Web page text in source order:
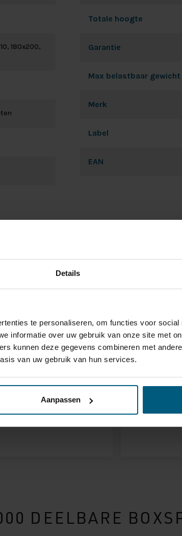
Details
te personaliseren, om functies voor social
informatie over uw gebruik van onze site met
kunnen deze gegevens combineren met
van uw gebruik van hun services.
Aanpassen
180x200,
Totale hoogte
Garantie
Max belastbaar gewicht
Merk
Label
EAN
18-1-2023
personeel en
Olaf
DEELBARE